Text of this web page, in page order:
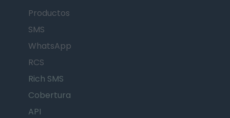
Productos
SMS
WhatsApp
RCS
Rich SMS
Cobertura
API